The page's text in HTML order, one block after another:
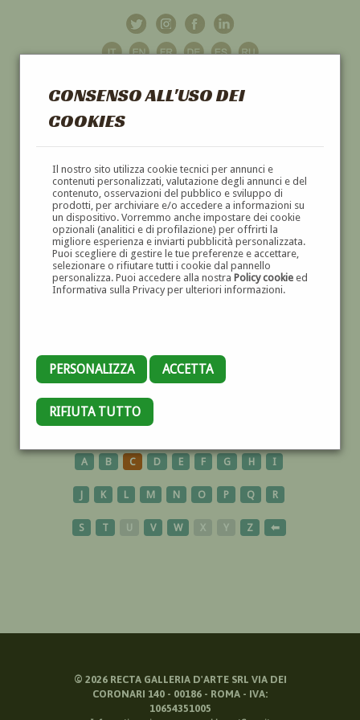
CONSENSO ALL'USO DEI
COOKIES
Il nostro sito utilizza cookie tecnici per annunci e
contenuti personalizzati, valutazione degli annunci e del
contenuto, osservazioni del pubblico e sviluppo di
prodotti, per archiviare e/o accedere a informazioni su
un dispositivo. Vorremmo anche impostare dei cookie
opzionali (analitici e di profilazione) per offrirti la
migliore esperienza e inviarti pubblicità personalizzata.
Puoi scegliere di gestire le tue preferenze e accettare,
selezionare o rifiutare tutti i cookie dal pannello
personalizza. Puoi accedere alla nostra Policy cookieed
Informativa sulla Privacy per ulteriori informazioni.
PERSONALIZZA ACCETTA
RIFIUTA TUTTO
GALLERIAD'ARTE
DIPINTI E SCULTURE '800 E '900
SARDEGNA
A B C D E F G H I
J K L M N O P Q R
S T U V W X Y Z ⬅
© 2026RECTA GALLERIA D'ARTE SRL VIA DEI
CORONARI 140 - 00186 - ROMA - IVA:
10654351005